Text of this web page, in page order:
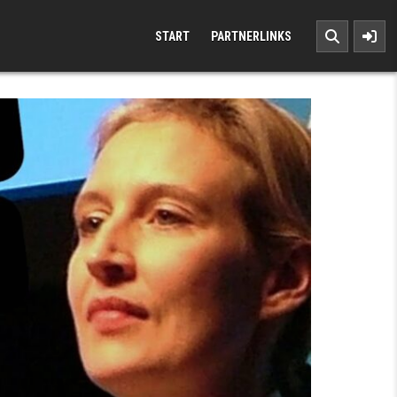
START PARTNERLINKS